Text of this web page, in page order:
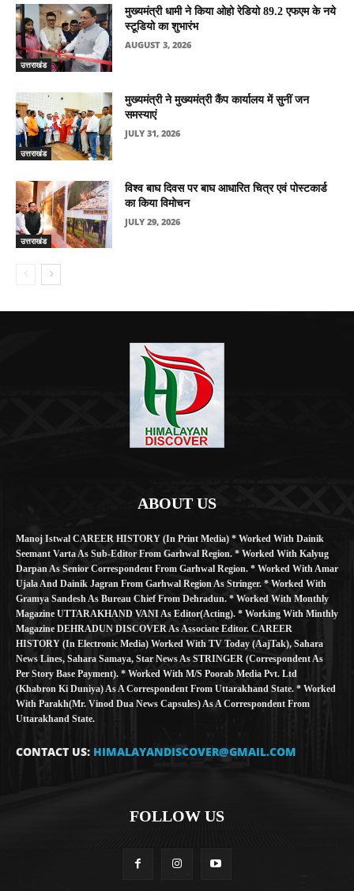
उत्तराखंड
मुख्यमंत्री धामी ने किया ओहो रेडियो 89.2 एफएम के नये
स्टूडियो का शुभारंभ
AUGUST 3, 2026
उत्तराखंड
मुख्यमंत्री ने मुख्यमंत्री कैंप कार्यालय में सुनीं जन
समस्याएं
JULY 31, 2026
उत्तराखंड
विश्व बाघ दिवस पर बाघ आधारित चित्र एवं पोस्टकार्ड
का किया विमोचन
JULY 29, 2026
ABOUT US
Manoj Istwal CAREER HISTORY (in Print Media) * Worked With Dainik
Seemant Varta As Sub-Editor From Garhwal Region. * Worked With Kalyug
Darpan As Senior Correspondent From Garhwal Region. * Worked With Amar
Ujala And Dainik Jagran From Garhwal Region As Stringer. * Worked With
Gramya Sandesh As Bureau Chief From Dehradun. * Worked With Monthly
Magazine UTTARAKHAND VANI As Editor(Acting). * Working With Minthly
Magazine DEHRADUN DISCOVER As Associate Editor. CAREER
HISTORY (in Electronic Media) Worked With TV Today (AajTak), Sahara
News Lines, Sahara Samaya, Star News As STRINGER (Correspondent As
Per Story Base Payment). * Worked With M/S Poorab Media Pvt. Ltd
(Khabron Ki Duniya) As A Correspondent From Uttarakhand State. * Worked
With Parakh(Mr. Vinod Dua News Capsules) As A Correspondent From
Uttarakhand State.
CONTACT US: HIMALAYANDISCOVER@GMAIL.COM
FOLLOW US